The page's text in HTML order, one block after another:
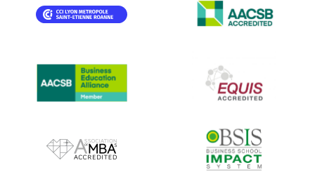
IMAGE
IMAGE
IMAGE